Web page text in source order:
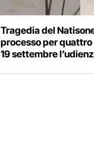
Tragedia del
processo per
19 settembre